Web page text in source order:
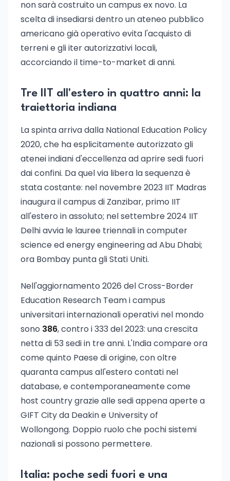
non sarà costruito un campus ex novo. La
scelta di insediarsi dentro un ateneo pubblico
americano già operativo evita l'acquisto di
terreni e gli iter autorizzativi locali,
accorciando il time-to-market di anni.
Tre IIT all'estero in quattro anni: la
traiettoria indiana
La spinta arriva dalla National Education Policy
2020, che ha esplicitamente autorizzato gli
atenei indiani d'eccellenza ad aprire sedi fuori
dai confini. Da quel via libera la sequenza è
stata costante: nel novembre 2023 IIT Madras
inaugura il campus di Zanzibar, primo IIT
all'estero in assoluto; nel settembre 2024 IIT
Delhi avvia le lauree triennali in computer
science ed energy engineering ad Abu Dhabi;
ora Bombay punta gli Stati Uniti.
Nell'aggiornamento 2026 del Cross-Border
Education Research Team i campus
universitari internazionali operativi nel mondo
sono 386, contro i 333 del 2023: una crescita
netta di 53 sedi in tre anni. L'India compare ora
come quinto Paese di origine, con oltre
quaranta campus all'estero contati nel
database, e contemporaneamente come
host country grazie alle sedi appena aperte a
GIFT City da Deakin e University of
Wollongong. Doppio ruolo che pochi sistemi
nazionali si possono permettere.
Italia: poche sedi fuori e una